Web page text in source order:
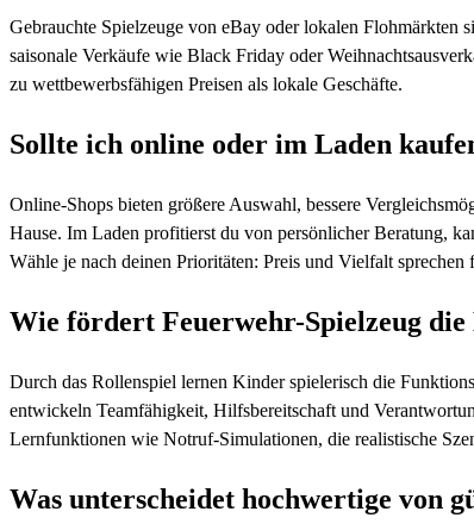
Gebrauchte Spielzeuge von eBay oder lokalen Flohmärkten
saisonale Verkäufe wie Black Friday oder
zu wettbewerbsfähigen Preisen als lokale Geschäfte.
Sollte ich online oder im Laden
Online-Shops bieten größere Auswahl, bessere
Hause. Im Laden profitierst du von persönlicher Beratung,
Wähle je nach deinen Prioritäten: Preis und Vielfalt
Wie fördert Feuerwehr-Spielzeug
Durch das Rollenspiel lernen Kinder spielerisch die
entwickeln Teamfähigkeit, Hilfsbereitschaft und
Lernfunktionen wie Notruf-Simulationen, die realistische
Was unterscheidet hochwertige von